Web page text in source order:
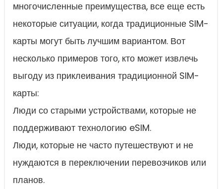
многочисленные преимущества, все еще есть
некоторые ситуации, когда традиционные SIM-
карты могут быть лучшим вариантом. Вот
несколько примеров того, кто может извлечь
выгоду из приклеивания традиционной SIM-
карты:
Люди со старыми устройствами, которые не
поддерживают технологию eSIM.
Люди, которые не часто путешествуют и не
нуждаются в переключении перевозчиков или
планов.